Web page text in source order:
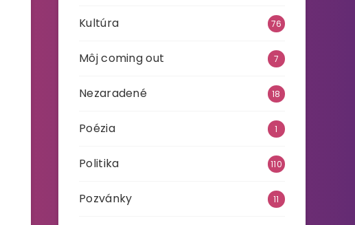
Kultúra 76
Môj coming out 7
Nezaradené 18
Poézia 1
Politika 110
Pozvánky 11